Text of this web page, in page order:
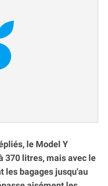
le Model Y
370 litres, mais avec le
les bagages jusqu'au